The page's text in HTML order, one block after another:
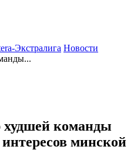
Экстралига Новости
команды
минской